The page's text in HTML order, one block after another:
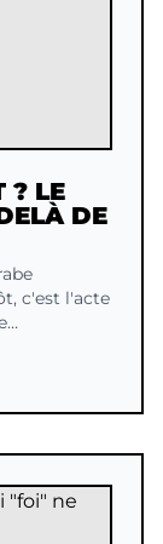
? LE
DE
c'est l'acte